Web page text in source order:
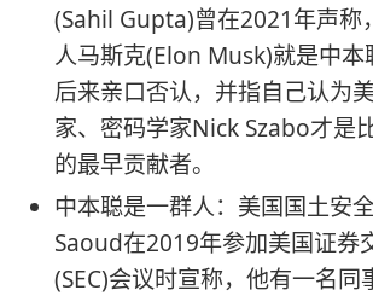
(Sahil Gupta)曾在2021年声称
人马斯克(Elon Musk)就是中本
后来亲口否认，并指自己认为
家、密码学家Nick Szabo才是
的最早贡献者。
中本聪是一群人：美国国土安
Saoud在2019年参加美国证券
(SEC)会议时宣称，他有一名同